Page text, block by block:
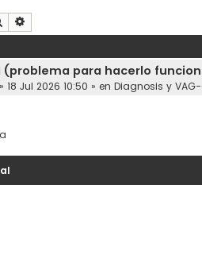
Buscar
(problema para hacerlo
» 18 Jul 2026 10:50 » en Diagnosis y VAG-